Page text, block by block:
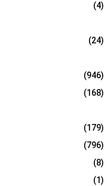
C
H
(4)
(24)
(946)
(168)
(179)
(796)
(8)
(1)